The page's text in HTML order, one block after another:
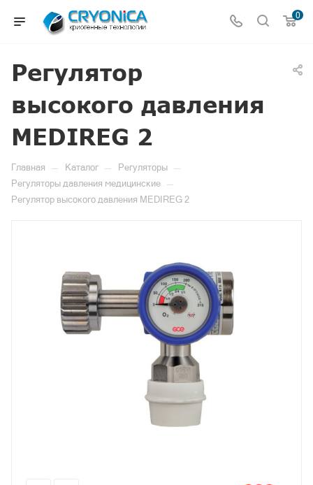
0
Регулятор
высокого давления
MEDIREG 2
Главная — Каталог — Регуляторы —
Регуляторы давления медицинские —
Регулятор высокого давления MEDIREG 2